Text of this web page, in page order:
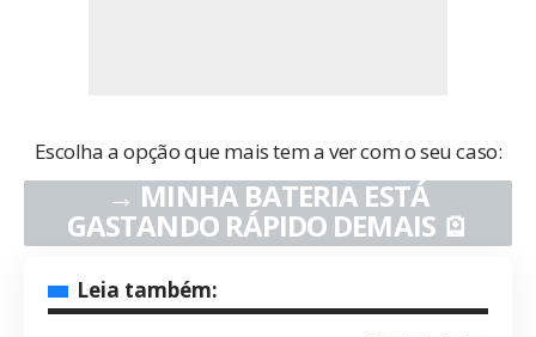
Escolha a opção que mais tem a ver com o seu caso:
→ MINHA BATERIA ESTÁ
GASTANDO RÁPIDO DEMAIS🪫
Leia também: